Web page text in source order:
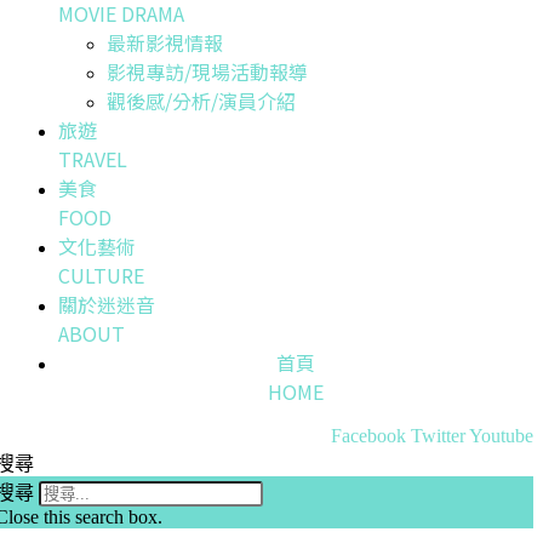
MOVIE DRAMA
最新影視情報
影視專訪/現場活動報導
觀後感/分析/演員介紹
旅遊
TRAVEL
美食
FOOD
文化藝術
CULTURE
關於迷迷音
ABOUT
首頁
HOME
Facebook TwitterYoutube
尋
尋
this search box.